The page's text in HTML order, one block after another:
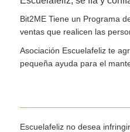
Bit2ME Tiene un Programa
ventas que realicen las
Asociación Escuelafeliz te
pequeña ayuda para el
Escuelafeliz no desea